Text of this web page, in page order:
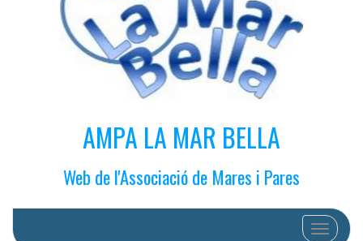
AMPA LA MAR BELLA
Web de l'Associació de Mares i Pares
Cambiar